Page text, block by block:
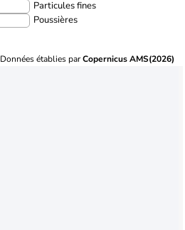
Particules fines
Poussières
Données établies parCopernicus AMS(2026)